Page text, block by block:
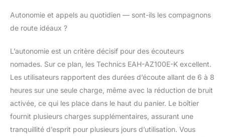
Autonomie et appels au quotidien — sont-ils les compagnons
de route idéaux ?
L’autonomie est un critère décisif pour des écouteurs
nomades. Sur ce plan, les Technics EAH-AZ100E-K excellent.
Les utilisateurs rapportent des durées d’écoute allant de 6 à 8
heures sur une seule charge, même avec la réduction de bruit
activée, ce qui les place dans le haut du panier. Le boîtier
fournit plusieurs charges supplémentaires, assurant une
tranquillité d’esprit pour plusieurs jours d’utilisation. Vous